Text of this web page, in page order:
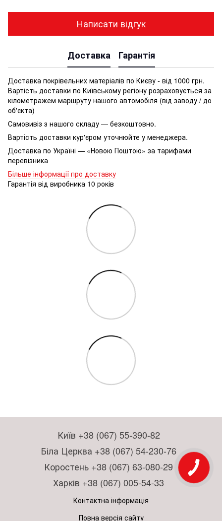
Написати відгук
Доставка Гарантія
Доставка покрівельних матеріалів по Києву - від 1000 грн.
Вартість доставки по Київському регіону розраховується за
кілометражем маршруту нашого автомобіля (від заводу / до
об'єкта)
Самовивіз з нашого складу — безкоштовно.
Вартість доставки кур'єром уточнюйте у менеджера.
Доставка по Україні — «Новою Поштою» за тарифами
перевізника
Більше інформації про доставку
Гарантія від виробника 10 років
Київ +38 (067) 55-390-82
Біла Церква +38 (067) 54-230-76
Коростень +38 (067) 63-080-29
Харків +38 (067) 005-54-33
Контактна інформація
Повна версія сайту